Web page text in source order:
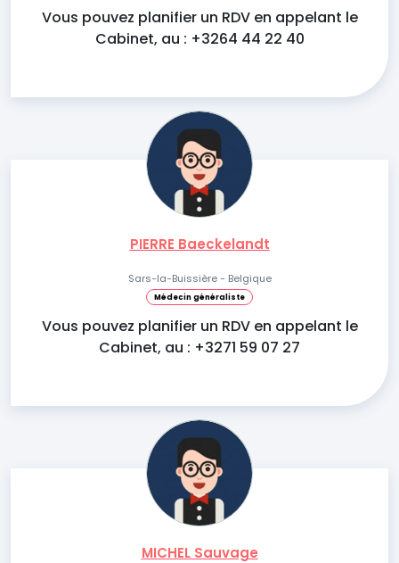
Vous pouvez planifier un RDV en appelant le
Cabinet, au : +3264 44 22 40
PIERRE Baeckelandt
Sars-la-Buissière - Belgique
Médecin généraliste
Vous pouvez planifier un RDV en appelant le
Cabinet, au : +3271 59 07 27
MICHEL Sauvage